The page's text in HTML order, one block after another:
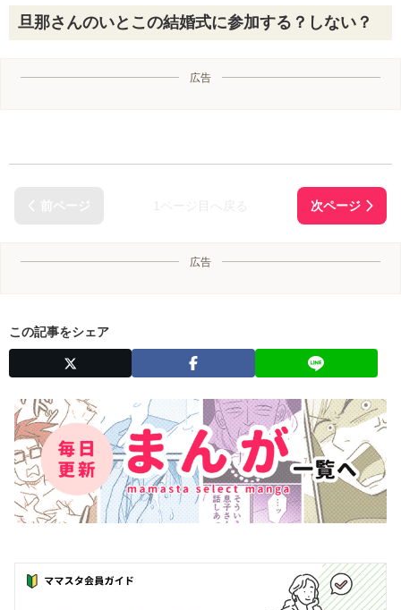
旦那さんのいとこの結婚式に参加する？しない？
広告
広告
この記事をシェア